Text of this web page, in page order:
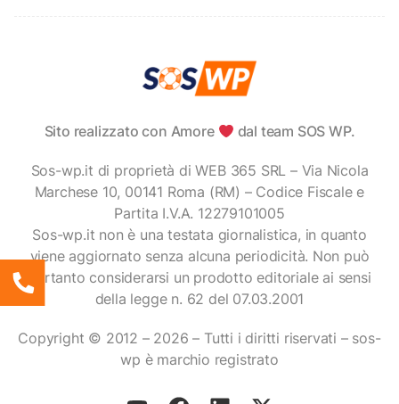
Sito realizzato con Amore dal team SOS WP.
Sos-wp.it di proprietà di WEB 365 SRL – Via Nicola
Marchese 10, 00141 Roma (RM) – Codice Fiscale e
Partita I.V.A. 12279101005
Sos-wp.it non è una testata giornalistica, in quanto
viene aggiornato senza alcuna periodicità. Non può
pertanto considerarsi un prodotto editoriale ai sensi
della legge n. 62 del 07.03.2001
Copyright © 2012 – 2026 – Tutti i diritti riservati – sos-
wp è marchio registrato